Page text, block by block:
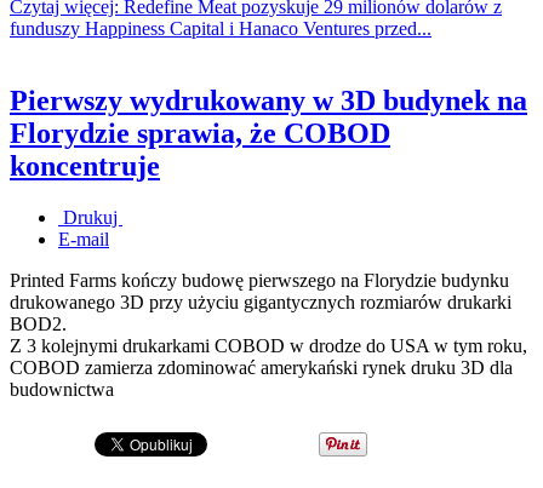
Czytaj więcej: Redefine Meat pozyskuje 29 milionów dolarów z
funduszy Happiness Capital i Hanaco Ventures przed...
Pierwszy wydrukowany w 3D budynek na
Florydzie sprawia, że COBOD
koncentruje
Drukuj
E-mail
Printed Farms kończy budowę pierwszego na Florydzie budynku
drukowanego 3D przy użyciu gigantycznych rozmiarów drukarki
BOD2.
Z 3 kolejnymi drukarkami COBOD w drodze do USA w tym roku,
COBOD zamierza zdominować amerykański rynek druku 3D dla
budownictwa